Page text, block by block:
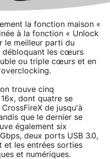
la fonction maison «
à la fonction « Unlock
le meilleur parti du
débloquant les cœurs
ou triple cœurs et en
trouve cinq
dont quatre se
de jusqu'à
que le dernier se
également six
deux ports USB 3.0,
et les entrées sorties
et numériques.